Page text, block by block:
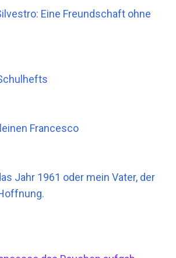
Eine Freundschaft ohne
Francesco
Jahr 1961 oder mein Vater, der